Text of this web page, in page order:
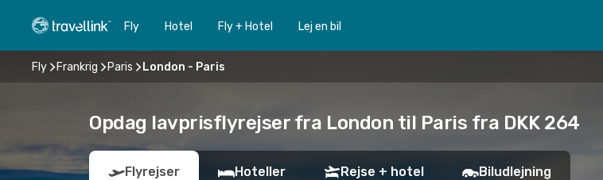
Fly Hotel Fly + Hotel Lej en bil
Fly Frankrig Paris London - Paris
Opdag lavprisflyrejser fra London til Paris fra DKK 264
Flyrejser Hoteller Rejse + hotel Biludlejning